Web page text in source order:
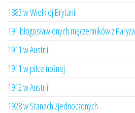
1883 w Wielkiej Brytanii
191 błogosławionych męczenników z Paryża
1911 w Austrii
1911 w piłce nożnej
1912 w Austrii
1928 w Stanach Zjednoczonych